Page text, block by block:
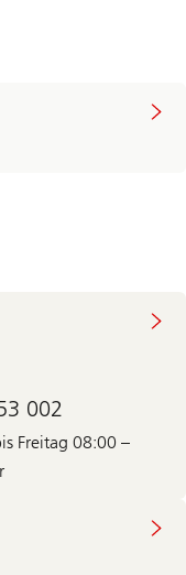
002
Freitag 08:00 –